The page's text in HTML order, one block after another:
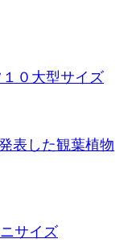
０ 大型サイズ
表した観葉植物
サイズ